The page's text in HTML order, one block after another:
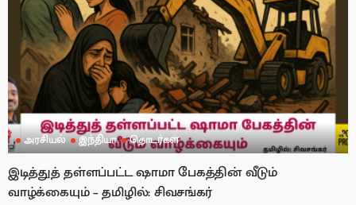
அரசியல் இந்தியா தொடர்கள்
இடித்துத் தள்ளப்பட்ட ஷாமா பேகத்தின் வீடும்
வாழ்க்கையும் – தமிழில்: சிவசங்கர்